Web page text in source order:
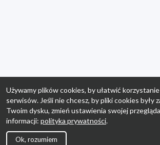
Używamy plików cookies, by ułatwić korzystanie
serwisów. Jeśli nie chcesz, by pliki cookies były
Twoim dysku, zmień ustawienia swojej
informacji: polityka prywatności.
Ok, rozumiem